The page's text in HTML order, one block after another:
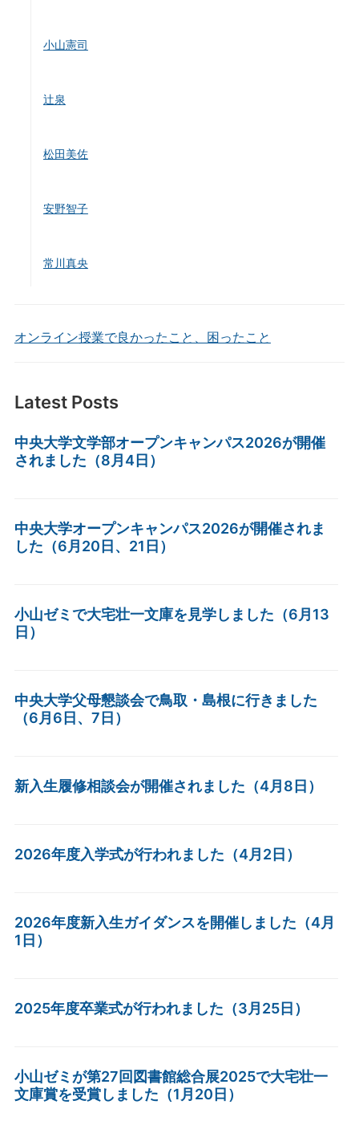
小山憲司
辻泉
松田美佐
安野智子
常川真央
オンライン授業で良かったこと、困ったこと
Latest Posts
中央大学文学部オープンキャンパス2026が開催
されました（8月4日）
中央大学オープンキャンパス2026が開催されま
した（6月20日、21日）
小山ゼミで大宅壮一文庫を見学しました（6月13
日）
中央大学父母懇談会で鳥取・島根に行きました
（6月6日、7日）
新入生履修相談会が開催されました（4月8日）
2026年度入学式が行われました（4月2日）
2026年度新入生ガイダンスを開催しました（4月
1日）
2025年度卒業式が行われました（3月25日）
小山ゼミが第27回図書館総合展2025で大宅壮一
文庫賞を受賞しました（1月20日）